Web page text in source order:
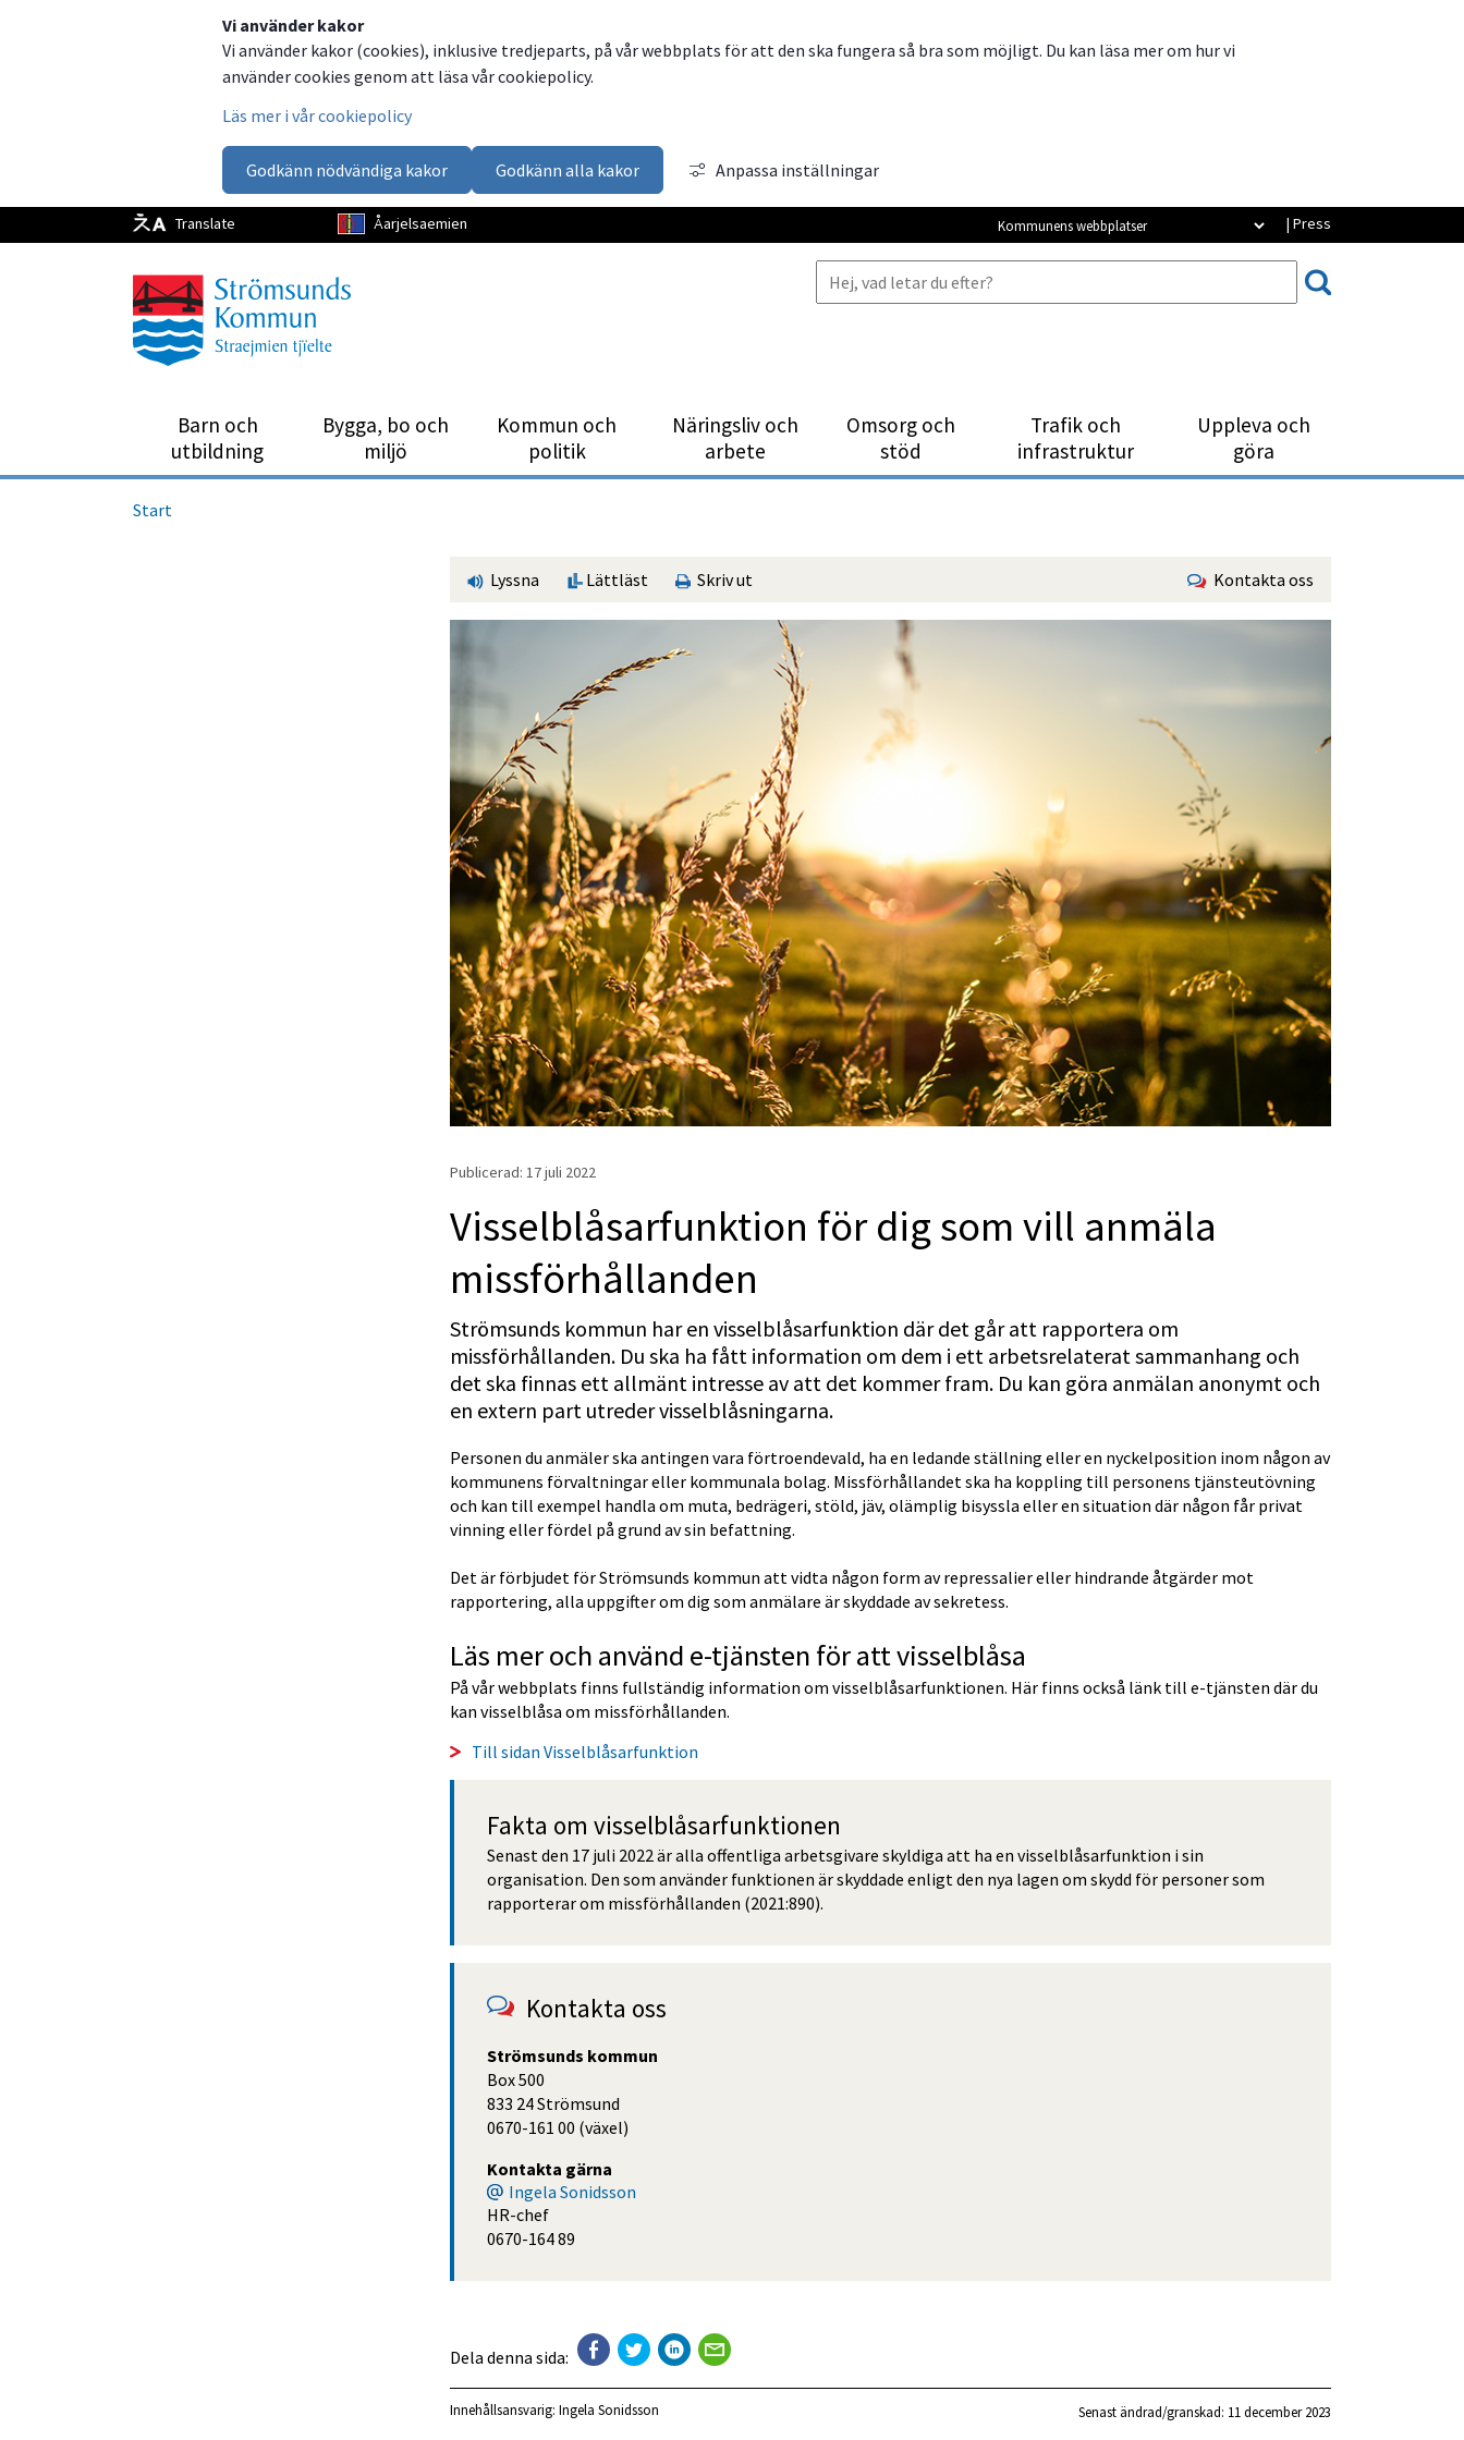
Vi använder kakor
Vi använder kakor (cookies), inklusive tredjeparts, på vår webbplats för att den ska fungera så bra som möjligt. Du kan läsa mer om hur vi
använder cookies genom att läsa vår cookiepolicy.
Läs mer i vår cookiepolicy
Godkänn nödvändiga kakor Godkänn alla kakor Anpassa inställningar
Translate Åarjelsaemien | Press
Kommunens webbplatser
Barn och
utbild­ning
Bygga, bo och
miljö
Kommun och
politik
Närings­liv och
arbete
Omsorg och
stöd
Trafik och
infrastruktur
Uppleva och
göra
Start
Lyssna Lättläst Skriv ut Kontakta oss
Publicerad: 17 juli 2022
Visselblåsarfunktion för dig som vill anmäla
missförhållanden
Strömsunds kommun har en visselblåsarfunktion där det går att rapportera om
missförhållanden. Du ska ha fått information om dem i ett arbetsrelaterat sammanhang och
det ska finnas ett allmänt intresse av att det kommer fram. Du kan göra anmälan anonymt och
en extern part utreder visselblåsningarna.
Personen du anmäler ska antingen vara förtroendevald, ha en ledande ställning eller en nyckelposition inom någon av
kommunens förvaltningar eller kommunala bolag. Missförhållandet ska ha koppling till personens tjänsteutövning
och kan till exempel handla om muta, bedrägeri, stöld, jäv, olämplig bisyssla eller en situation där någon får privat
vinning eller fördel på grund av sin befattning.
Det är förbjudet för Strömsunds kommun att vidta någon form av repressalier eller hindrande åtgärder mot
rapportering, alla uppgifter om dig som anmälare är skyddade av sekretess.
Läs mer och använd e-tjänsten för att visselblåsa
På vår webbplats finns fullständig information om visselblåsarfunktionen. Här finns också länk till e-tjänsten där du
kan visselblåsa om missförhållanden.
Till sidan Visselblåsarfunktion
Fakta om visselblåsarfunktionen
Senast den 17 juli 2022 är alla offentliga arbetsgivare skyldiga att ha en visselblåsarfunktion i sin
organisation. Den som använder funktionen är skyddade enligt den nya lagen om skydd för personer som
rapporterar om missförhållanden (2021:890).
Kontakta oss
Strömsunds kommun
Box 500
833 24 Strömsund
0670-161 00 (växel)
Kontakta gärna
Ingela Sonidsson
HR-chef
0670-164 89
Dela denna sida:
Innehållsansvarig: Ingela Sonidsson Senast ändrad/granskad: 11 december 2023